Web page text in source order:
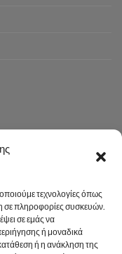
τεχνολογίες όπως
σε πληροφορίες συσκευών.
σε εμάς να
ή μοναδικά
ή η ανάκληση της